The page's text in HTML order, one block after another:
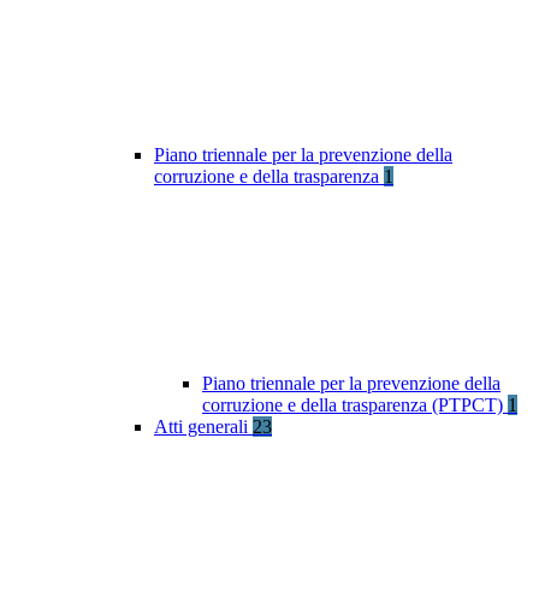
Piano triennale per la prevenzione della
corruzione e della trasparenza 1
Piano triennale per la prevenzione della
corruzione e della trasparenza (PTPCT) 1
Atti generali 23